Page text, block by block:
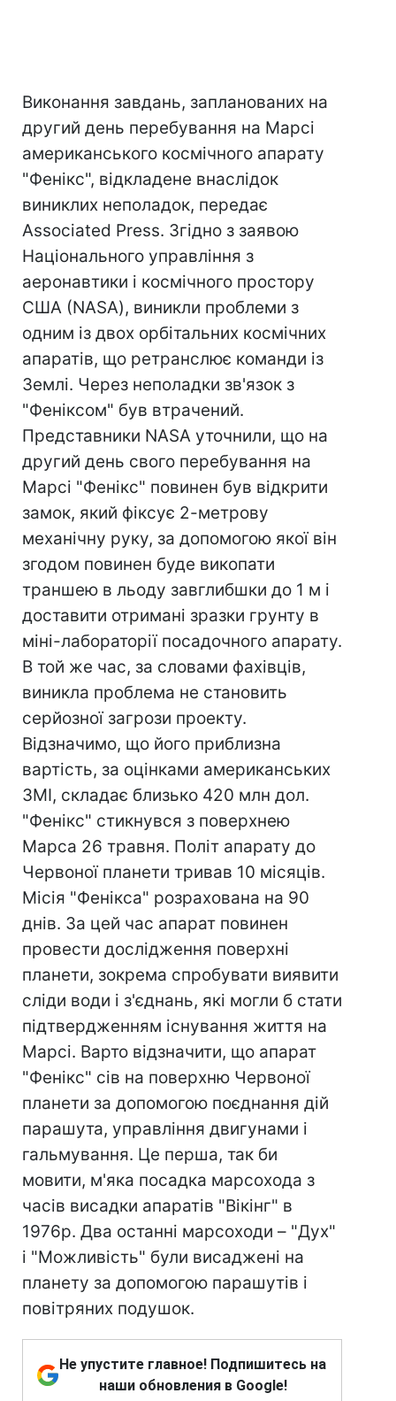
Виконання завдань, запланованих на
другий день перебування на Марсі
американського космічного апарату
"Фенікс", відкладене внаслідок
виниклих неполадок, передає
Associated Press. Згідно з заявою
Національного управління з
аеронавтики і космічного простору
США (NASA), виникли проблеми з
одним із двох орбітальних космічних
апаратів, що ретранслює команди із
Землі. Через неполадки зв'язок з
"Феніксом" був втрачений.
Представники NASA уточнили, що на
другий день свого перебування на
Марсі "Фенікс" повинен був відкрити
замок, який фіксує 2-метрову
механічну руку, за допомогою якої він
згодом повинен буде викопати
траншею в льоду завглибшки до 1 м і
доставити отримані зразки грунту в
міні-лабораторії посадочного апарату.
В той же час, за словами фахівців,
виникла проблема не становить
серйозної загрози проекту.
Відзначимо, що його приблизна
вартість, за оцінками американських
ЗМІ, складає близько 420 млн дол.
"Фенікс" стикнувся з поверхнею
Марса 26 травня. Політ апарату до
Червоної планети тривав 10 місяців.
Місія "Фенікса" розрахована на 90
днів. За цей час апарат повинен
провести дослідження поверхні
планети, зокрема спробувати виявити
сліди води і з'єднань, які могли б стати
підтвердженням існування життя на
Марсі. Варто відзначити, що апарат
"Фенікс" сів на поверхню Червоної
планети за допомогою поєднання дій
парашута, управління двигунами і
гальмування. Це перша, так би
мовити, м'яка посадка марсохода з
часів висадки апаратів "Вікінг" в
1976р. Два останні марсоходи – "Дух"
і "Можливість" були висаджені на
планету за допомогою парашутів і
повітряних подушок.
Не упустите главное! Подпишитесь на
наши обновления в Google!